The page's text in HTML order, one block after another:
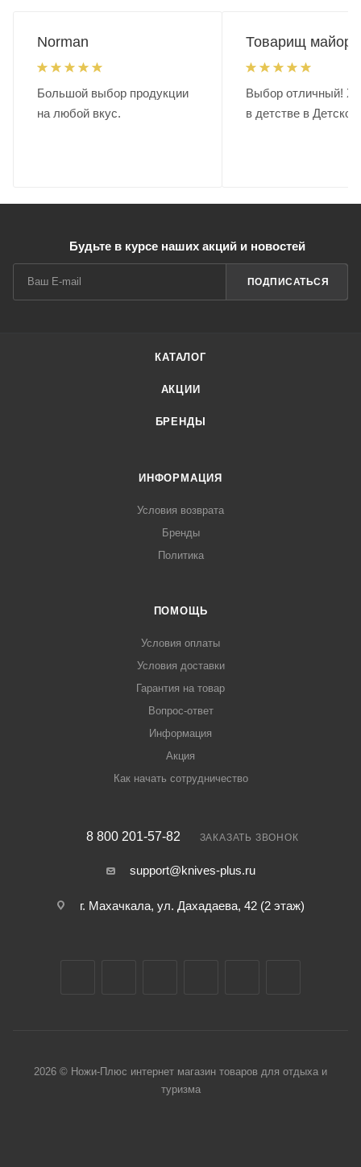
Norman
Большой выбор продукции
на любой вкус.
Товарищ майор.
Выбор отличный!
в детстве в
Будьте в курсе наших акций и новостей
ПОДПИСАТЬСЯ
КАТАЛОГ
АКЦИИ
БРЕНДЫ
ИНФОРМАЦИЯ
Условия возврата
Бренды
Политика
ПОМОЩЬ
Условия оплаты
Условия доставки
Гарантия на товар
Вопрос-ответ
Информация
Акция
Как начать сотрудничество
8 800 201-57-82 ЗАКАЗАТЬ ЗВОНОК
support@knives-plus.ru
г. Махачкала, ул. Дахадаева, 42 (2 этаж)
2026 © Ножи-Плюс интернет магазин товаров для отдыха и
туризма